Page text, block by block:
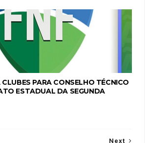
PARA CONSELHO TÉCNICO
ESTADUAL DA SEGUNDA
Next